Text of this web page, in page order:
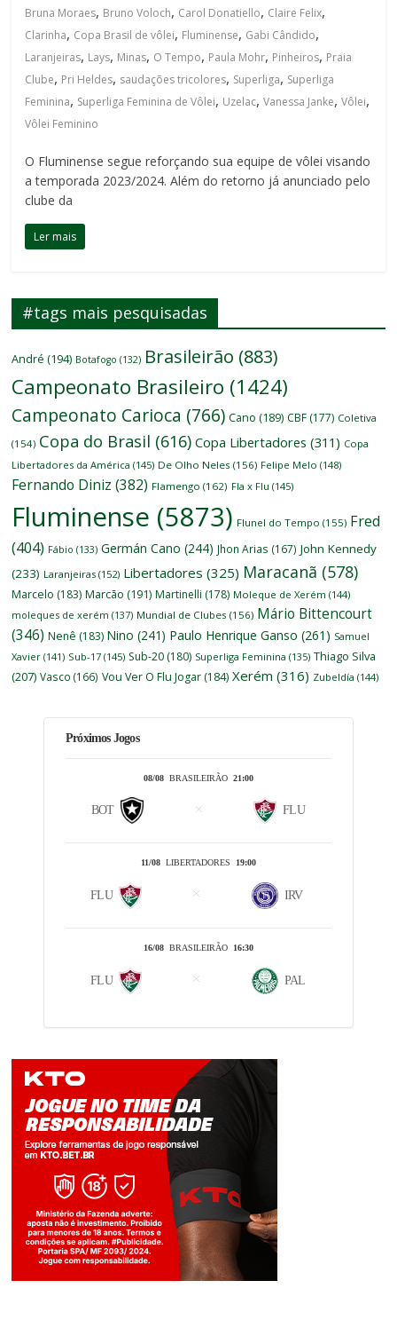
Bruna Moraes, Bruno Voloch, Carol Donatiello, Claire Felix,
Clarinha, Copa Brasil de vôlei, Fluminense, Gabi Cândido,
Laranjeiras, Lays, Minas, O Tempo, Paula Mohr, Pinheiros, Praia
Clube, Pri Heldes, saudações tricolores, Superliga, Superliga
Feminina, Superliga Feminina de Vôlei, Uzelac,Vanessa Janke,Vôlei,
Vôlei Feminino
O Fluminense segue reforçando sua equipe de vôlei visando
a temporada 2023/2024. Além do retorno já anunciado pelo
clube da
Ler mais
#tags mais pesquisadas
André (194) Botafogo (132) Brasileirão (883)
Campeonato Brasileiro (1424)
Campeonato Carioca (766) Cano (189) CBF (177) Coletiva
(154) Copa do Brasil (616) Copa Libertadores (311) Copa
Libertadores da América (145) De Olho Neles (156) Felipe Melo (148)
Fernando Diniz (382) Flamengo (162) Fla x Flu (145)
Fluminense (5873) Flunel do Tempo (155) Fred
(404) Fábio (133) Germán Cano (244) Jhon Arias (167) John Kennedy
(233) Laranjeiras (152) Libertadores (325) Maracanã (578)
Marcelo (183) Marcão (191) Martinelli (178) Moleque de Xerém (144)
moleques de xerém (137) Mundial de Clubes (156) Mário Bittencourt
(346) Nenê (183) Nino (241) Paulo Henrique Ganso (261) Samuel
Xavier (141) Sub-17 (145) Sub-20 (180) Superliga Feminina (135) Thiago Silva
(207) Vasco (166) Vou Ver O Flu Jogar (184) Xerém (316) Zubeldía (144)
Próximos Jogos
08/08BRASILEIRÃO 21:00
BOT FLU
11/08LIBERTADORES 19:00
FLU IRV
16/08BRASILEIRÃO 16:30
FLU PAL
Jogue com responsabilidade. 18+